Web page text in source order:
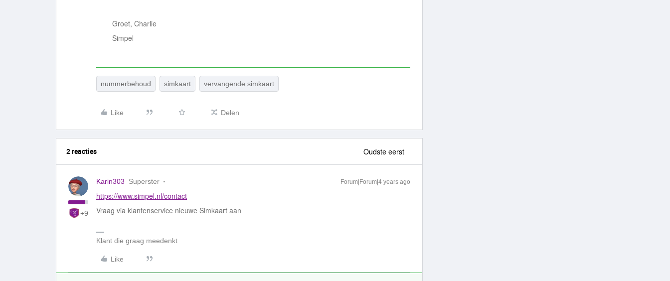
Groet, Charlie
Simpel
nummerbehoud simkaart vervangende simkaart
Like Delen
2 reacties Oudste eerst
+9
Karin303 Superster Forum|Forum|4 years ago
https://www.simpel.nl/contact
Vraag via klantenservice nieuwe Simkaart aan
Klant die graag meedenkt
Like